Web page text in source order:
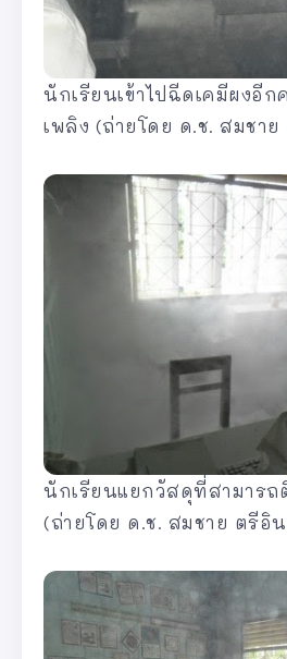
นักเรียนเข้าไปฉีดเคมีผงอีก
เพลิง (ถ่ายโดย ด.ช. สมชา
นักเรียนแยกวัสดุที่สามารถ
(ถ่ายโดย ด.ช. สมชาย ตรีอิ